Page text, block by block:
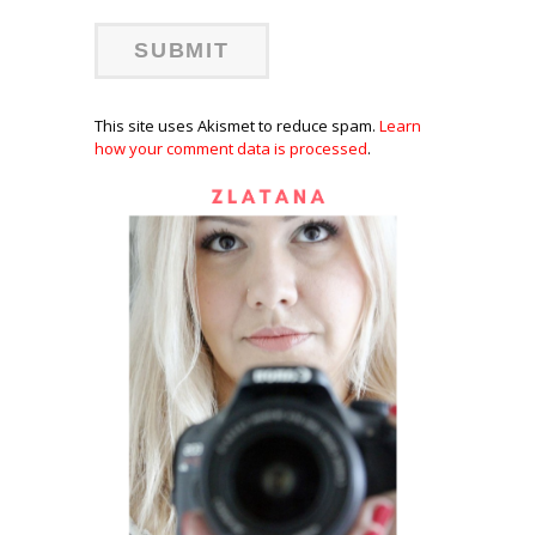
This site uses Akismet to reduce spam. Learn
how your comment data is processed.